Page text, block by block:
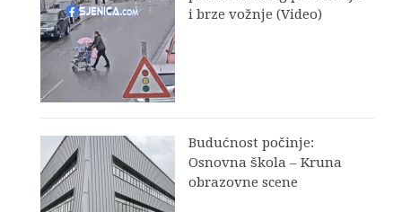
i brze vožnje (Video)
Budućnost počinje:
Osnovna škola – Kruna
obrazovne scene